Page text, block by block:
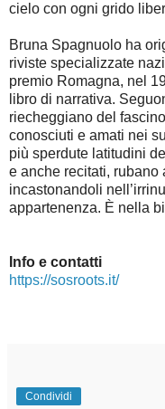
cielo con ogni grido
Bruna Spagnuolo ha
riviste specializzate
premio Romagna, nel
libro di narrativa.
riecheggiano del
conosciuti e amati nei
più sperdute latitudini
e anche recitati, rubano
incastonandoli
appartenenza. È nella
Info e contatti
https://sosroots.it/
Condividi